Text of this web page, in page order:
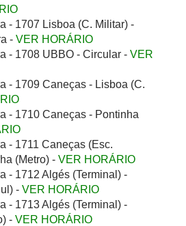
- 1707 Lisboa (C. Militar) -
- VER HORÁRIO
- 1708 UBBO - Circular - VER
- 1709 Caneças - Lisboa (C.
- 1710 Caneças - Pontinha
- 1711 Caneças (Esc.
(Metro) - VER HORÁRIO
- 1712 Algés (Terminal) -
- VER HORÁRIO
- 1713 Algés (Terminal) -
- VER HORÁRIO